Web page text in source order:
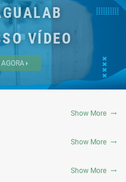
Show More
Show More
Show More